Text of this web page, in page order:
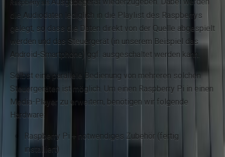
Raspberry als
die Audiodaten lediglich in die Playlist des Raspberrys
gelegt, so dass die Daten direkt von der Quelle abgespielt
werden und das Steuergerät (in unserem Beispiel das
Android-Smartphone) ggf. ausgeschaltet werden kann.
Selbst eine parallele Bedienung von mehreren solchen
Steuergeräten ist möglich. Um einen Raspberry Pi in einen
Media-Player zu erweitern, benötigen wir folgende
Hardware:
Raspberry Pi + notwendiges Zubehör (fertig
installiert)